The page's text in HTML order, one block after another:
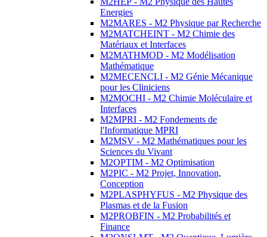
Energies
M2MARES - M2 Physique par Recherche
M2MATCHEINT - M2 Chimie des
Matériaux et Interfaces
M2MATHMOD - M2 Modélisation
Mathématique
M2MECENCLI - M2 Génie Mécanique
pour les Cliniciens
M2MOCHI - M2 Chimie Moléculaire et
Interfaces
M2MPRI - M2 Fondements de
l'Informatique MPRI
M2MSV - M2 Mathématiques pour les
Sciences du Vivant
M2OPTIM - M2 Optimisation
M2PIC - M2 Projet, Innovation,
Conception
M2PLASPHYFUS - M2 Physique des
Plasmas et de la Fusion
M2PROBFIN - M2 Probabilités et
Finance